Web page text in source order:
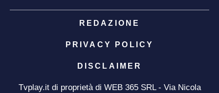
REDAZIONE
PRIVACY POLICY
DISCLAIMER
Tvplay.it di proprietà di WEB 365 SRL - Via Nicola